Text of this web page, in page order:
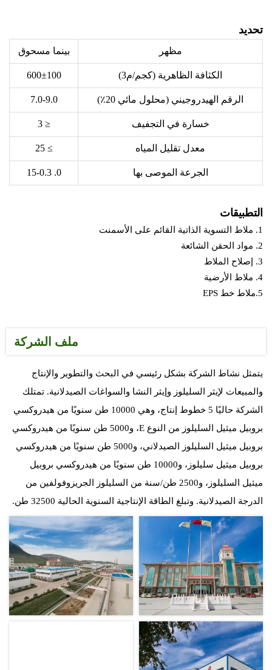
تحديد
مظهر بينما مسحوق
الكثافة الظاهرية (كجم/م3) 600±100
الرقم الهيدروجيني (محلول مائي 20٪) 7.0-9.0
خسارة في التجفيف ≤ 3
معدل تقليل المياه ≥ 25
الجرعة الموصى بها 0. 15-0.3
التطبيقات
1. ملاط التسوية الذاتية القائم على الأسمنت
2. مواد الحقن الشائعة
3. إصلاح الملاط
4. ملاط الأرضية
5.ملاط خط EPS
ملف الشركة
يتمثل نشاط الشركة بشكل رئيسي في البحث والتطوير والإنتاج
والمبيعات لإيثر السليلوز وإيثر النشا والسواغات الصيدلانية. تمتلك
الشركة حاليًا 5 خطوط إنتاج، وهي 10000 طن سنويًا من هيدروكسي
بروبيل ميثيل السليلوز من النوع E، و5000 طن سنويًا من هيدروكسي
بروبيل ميثيل السليلوز الصيدلاني، و5000 طن سنويًا من هيدروكسي
بروبيل ميثيل سليلوز، و10000 طن سنويًا من هيدروكسي بروبيل
ميثيل السليلوز، و2500 طن/سنة من السليلوز الجريزوفولفين من
الدرجة الصيدلانية. وتبلغ الطاقة الإنتاجية السنوية الحالية 32500 طن.